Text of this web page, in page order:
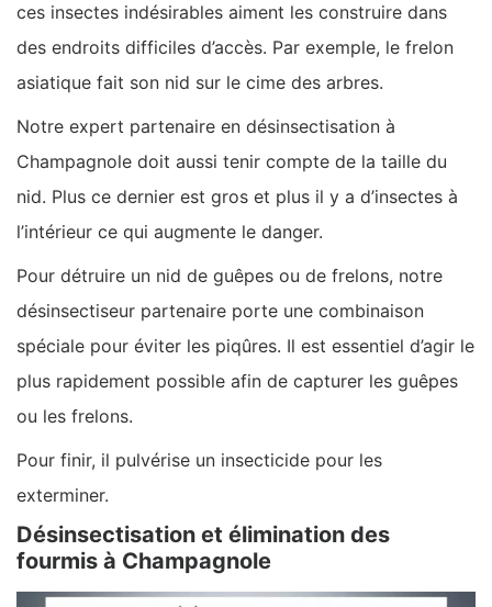
ces insectes indésirables aiment les construire dans
des endroits difficiles d’accès. Par exemple, le frelon
asiatique fait son nid sur le cime des arbres.
Notre expert partenaire en désinsectisation à
Champagnole doit aussi tenir compte de la taille du
nid. Plus ce dernier est gros et plus il y a d’insectes à
l’intérieur ce qui augmente le danger.
Pour détruire un nid de guêpes ou de frelons, notre
désinsectiseur partenaire porte une combinaison
spéciale pour éviter les piqûres. Il est essentiel d’agir le
plus rapidement possible afin de capturer les guêpes
ou les frelons.
Pour finir, il pulvérise un insecticide pour les
exterminer.
Désinsectisation et élimination des
fourmis à Champagnole